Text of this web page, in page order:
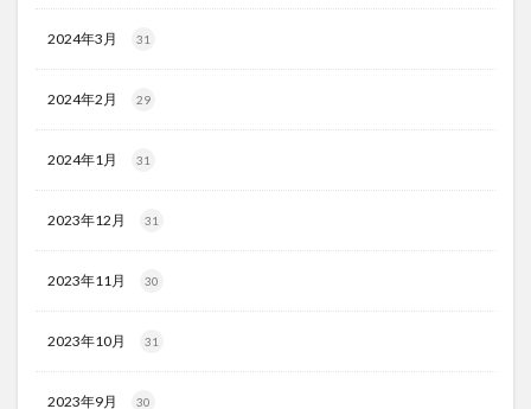
2024年3月 31
2024年2月 29
2024年1月 31
2023年12月 31
2023年11月 30
2023年10月 31
2023年9月 30